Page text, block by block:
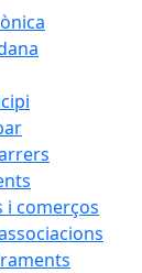
i comerços